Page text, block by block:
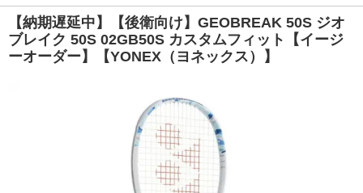
【納期遅延中】【後衛向け】GEOBREAK 50S ジオ
ブレイク 50S 02GB50S カスタムフィット【イージ
ーオーダー】【YONEX（ヨネックス）】